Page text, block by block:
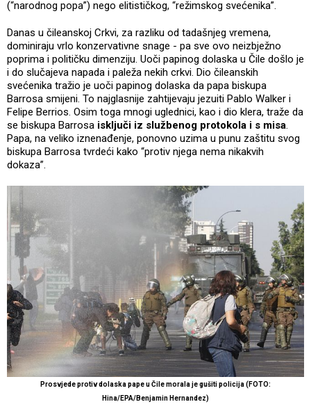
(“narodnog popa”) nego elitističkog, “režimskog svećenika”.
Danas u čileanskoj Crkvi, za razliku od tadašnjeg vremena,
dominiraju vrlo konzervativne snage - pa sve ovo neizbježno
poprima i političku dimenziju. Uoči papinog dolaska u Čile došlo je
i do slučajeva napada i paleža nekih crkvi. Dio čileanskih
svećenika tražio je uoči papinog dolaska da papa biskupa
Barrosa smijeni. To najglasnije zahtijevaju jezuiti Pablo Walker i
Felipe Berrios. Osim toga mnogi uglednici, kao i dio klera, traže da
se biskupa Barrosa isključi iz službenog protokola i s misa.
Papa, na veliko iznenađenje, ponovno uzima u punu zaštitu svog
biskupa Barrosa tvrdeći kako “protiv njega nema nikakvih
dokaza”.
Prosvjede protiv dolaska pape u Čile morala je gušiti policija (FOTO:
Hina/EPA/Benjamin Hernandez)